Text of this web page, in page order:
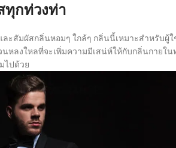
กท่วงท่า
ะสัมผัสกลิ่นหอมๆ ใกล้ๆ กลิ่นนี้เหมาะสำหรับผู้
หลงใหลที่จะเพิ่มความมีเสน่ห์ให้กับกลิ่นกายใน
ไปด้วย